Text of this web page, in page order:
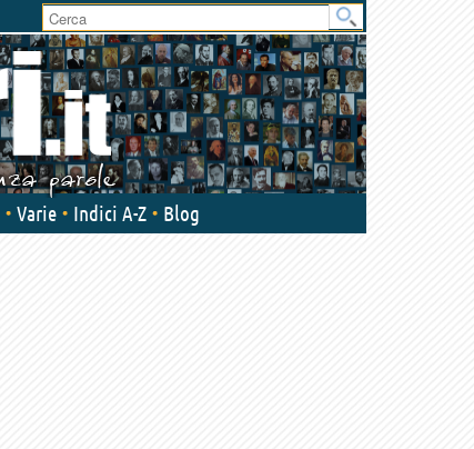
User
area
Varie Indici A-Z Blog